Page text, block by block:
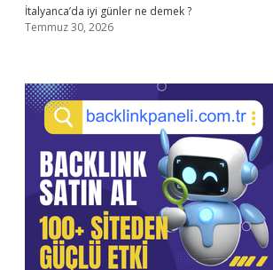
İtalyanca’da iyi günler ne demek ?
Temmuz 30, 2026